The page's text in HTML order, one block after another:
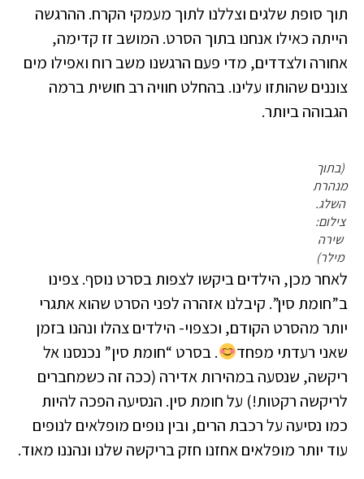
תוך סופת שלגים וצללנו לתוך מעמקי הקרח. ההרגשה
הייתה כאילו אנחנו בתוך הסרט. המושב זז קדימה,
אחורה ולצדדים, מדי פעם הרגשנו משב רוח ואפילו מים
צוננים שהותזו עלינו. בהחלט חוויה רב חושית ברמה
הגבוהה ביותר.
(בתוך
מנהרת
השלג.
צילום:
שירה
מילר)
לאחר מכן, הילדים ביקשו לצפות בסרט נוסף. צפינו
ב”חומת סין”. קיבלנו אזהרה לפני הסרט שהוא אתגרי
יותר מהסרט הקודם, וכצפוי- הילדים צהלו ונהנו בזמן
שאני רעדתי מפחד
. בסרט “חומת סין” נכנסנו אל
ריקשה, שנסעה במהירות אדירה (ככה זה כשמחברים
לריקשה רקטות!) על חומת סין. הנסיעה הפכה להיות
כמו נסיעה על רכבת הרים, ובין נופים מופלאים לנופים
עוד יותר מופלאים אחזנו חזק בריקשה שלנו ונהננו מאוד.